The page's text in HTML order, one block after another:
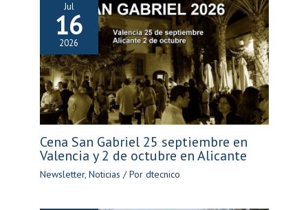
Jul
16
2026
Cena San Gabriel 25 septiembre en
Valencia y 2 de octubre en Alicante
Newsletter, Noticias / Por dtecnico